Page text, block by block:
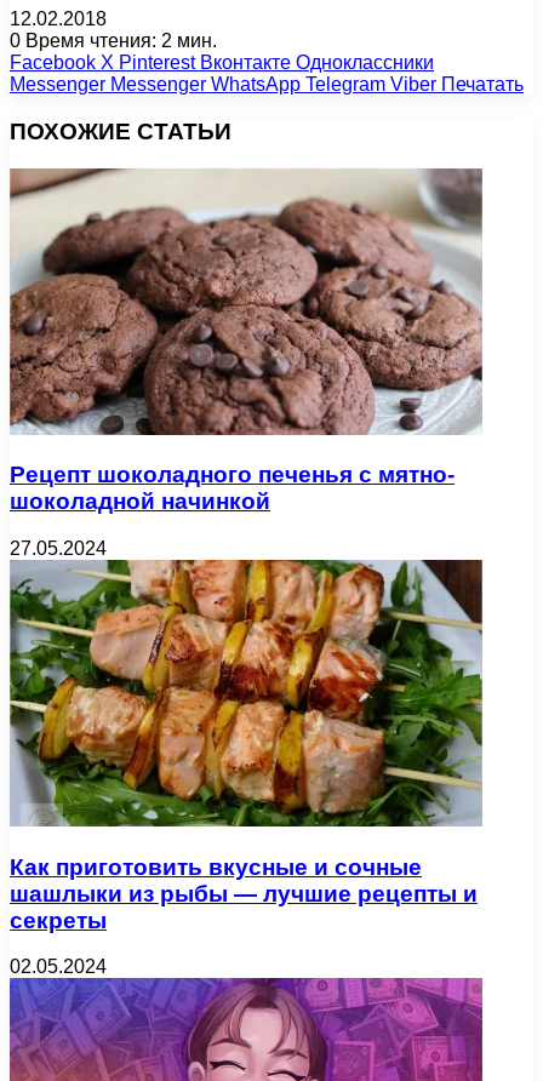
12.02.2018
0 Время чтения: 2 мин.
Facebook X Pinterest Вконтакте Одноклассники
Messenger Messenger WhatsApp Telegram Viber Печатать
ПОХОЖИЕ СТАТЬИ
Рецепт шоколадного печенья с мятно-
шоколадной начинкой
27.05.2024
Как приготовить вкусные и сочные
шашлыки из рыбы — лучшие рецепты и
секреты
02.05.2024